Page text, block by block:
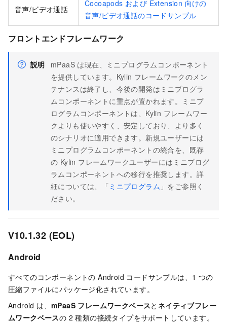
音声/ビデオ通話
Cocoapods および Extension 向けの
音声/ビデオ通話のコードサンプル
フロントエンドフレームワーク
説明
mPaaS は現在、ミニプログラムコンポーネント
を提供しています。Kylin フレームワークのメン
テナンスは終了し、今後の開発はミニプログラ
ムコンポーネントに重点が置かれます。ミニプ
ログラムコンポーネントは、Kylin フレームワー
クよりも使いやすく、安定しており、より多く
のシナリオに適用できます。新規ユーザーには
ミニプログラムコンポーネントの統合を、既存
の Kylin フレームワークユーザーにはミニプログ
ラムコンポーネントへの移行を推奨します。詳
細については、「 ミニプログラム 」をご参照く
ださい。
V10.1.32 (EOL)
Android
すべてのコンポーネントの Android コードサンプルは、1 つの
圧縮ファイルにパッケージ化されています。
Android は、 mPaaS フレームワークベースと ネイティブフレー
ムワークベースの 2 種類の接続タイプをサポートしています。